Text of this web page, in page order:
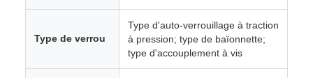
Type de verrou
Type d'auto-verrouillage à traction
à pression; type de baïonnette;
type d'accouplement à vis